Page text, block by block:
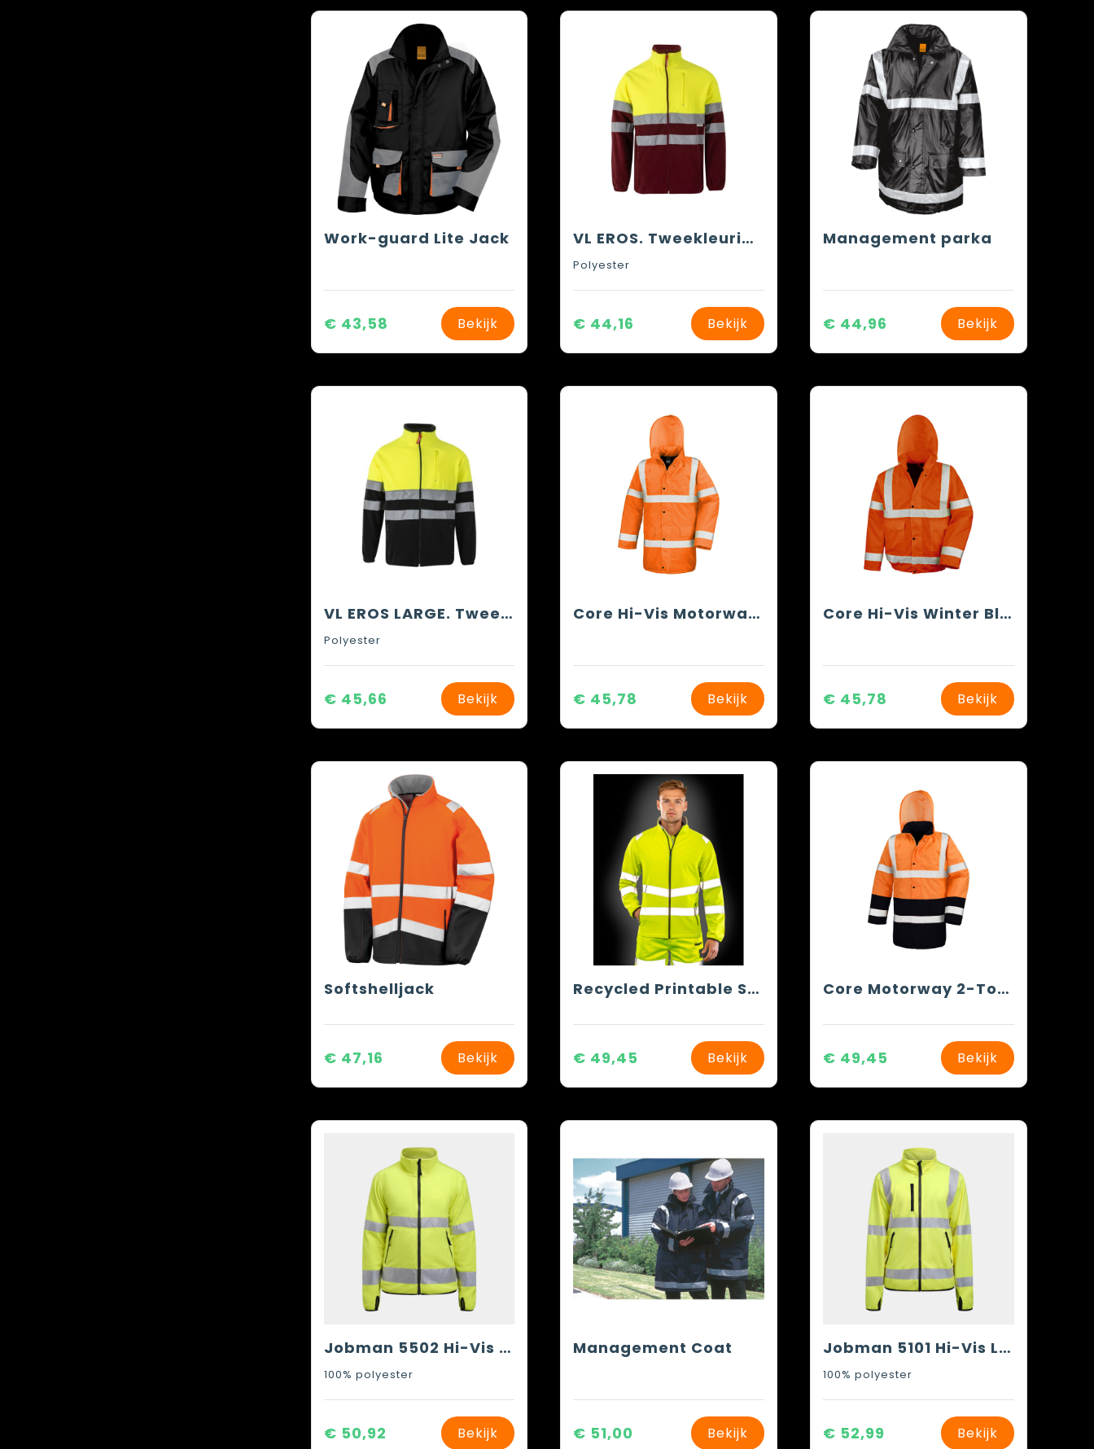
Work-guard Lite Jack
€ 43,58 Bekijk
VL EROS. Tweekleurig fleecejack (280g/m²) van polyester (100%)
Polyester
€ 44,16 Bekijk
Management parka
€ 44,96 Bekijk
VL EROS LARGE. Tweekleurig fleecejack (280g/m²) van polyester (100%)
Polyester
€ 45,66 Bekijk
Core Hi-Vis Motorway Coat
€ 45,78 Bekijk
Core Hi-Vis Winter Blouson
€ 45,78 Bekijk
Softshelljack
€ 47,16 Bekijk
Recycled Printable Safety Softshell
€ 49,45 Bekijk
Core Motorway 2-Tone Safety Coat
€ 49,45 Bekijk
Jobman 5502 Hi-Vis Fleece Jacket
100% polyester
€ 50,92 Bekijk
Management Coat
€ 51,00 Bekijk
Jobman 5101 Hi-Vis Light Softshell Jacket
100% polyester
€ 52,99 Bekijk